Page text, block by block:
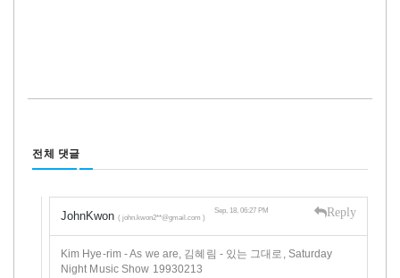
전체 댓글
JohnKwon ( john.kwon2**@gmail.com )
Sep, 18, 06:27 PM Reply
Kim Hye-rim - As we are, 김혜림 - 있는 그대로, Saturday
Night Music Show 19930213